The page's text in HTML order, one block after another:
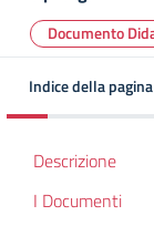
Documento
Indice della pagina
Descrizione
I Documenti